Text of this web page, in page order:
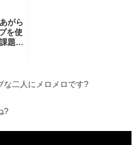
がら
を使
題が
な二人にメロメロです?
?